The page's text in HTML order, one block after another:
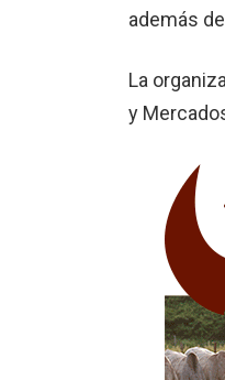
además
La
y